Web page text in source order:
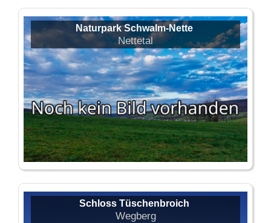
Naturpark Schwalm-Nette
Nettetal
Schloss Tüschenbroich
Wegberg